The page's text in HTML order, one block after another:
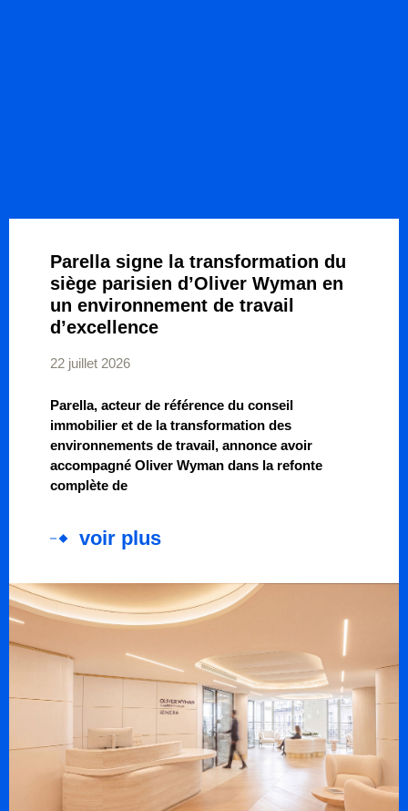
Parella signe la transformation du
siège parisien d’Oliver Wyman en
un environnement de travail
d’excellence
22 juillet 2026
Parella, acteur de référence du conseil
immobilier et de la transformation des
environnements de travail, annonce avoir
accompagné Oliver Wyman dans la refonte
complète de
voir plus